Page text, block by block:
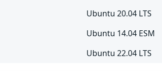
Ubuntu 20.04 LTS
Ubuntu 14.04 ESM
Ubuntu 22.04 LTS